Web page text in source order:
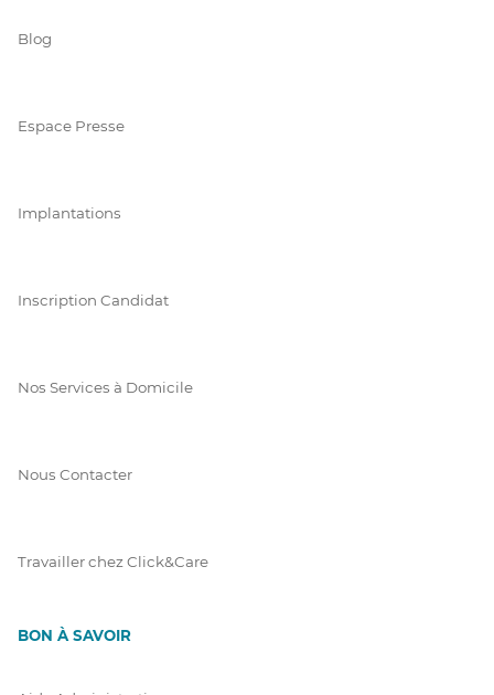
Blog
Espace Presse
Implantations
Inscription Candidat
Nos Services à Domicile
Nous Contacter
Travailler chez Click&Care
BON À SAVOIR